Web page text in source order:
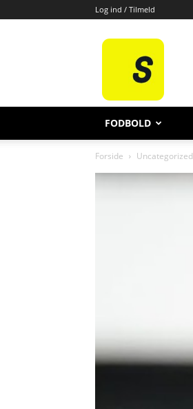
Log ind / Tilmeld
All
FODBOLD
Forside Uncategorized